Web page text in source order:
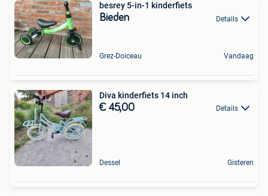
besrey 5-in-1 kinderfiets
Bieden Details
Grez-Doiceau Vandaag
Diva kinderfiets 14 inch
€ 45,00 Details
Dessel Gisteren